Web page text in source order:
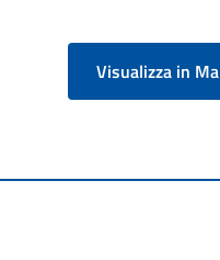
Visualizza in